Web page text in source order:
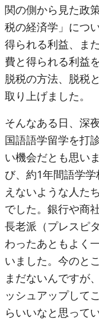
関の側から見た政
税の経済学」につ
得られる利益、ま
費と得られる利益
脱税の方法、脱税
取り上げました。
そんなある日、深
国語語学留学を打
い機会だとも思い
び、約1年間語学
えないような人た
でした。銀行や商
長老派（プレスピ
わったあともよく
いました。今のと
まだないんですが
ッシュアップして
らいいなと思ってい